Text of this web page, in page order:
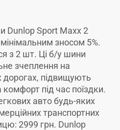
Dunlop Sport Maxx 2
зносом 5%.
з 2 шт. Ці б/у шини
зчеплення на
дорогах, підвищують
під час поїздки.
авто будь-яких
транспортних
2999 грн. Dunlop